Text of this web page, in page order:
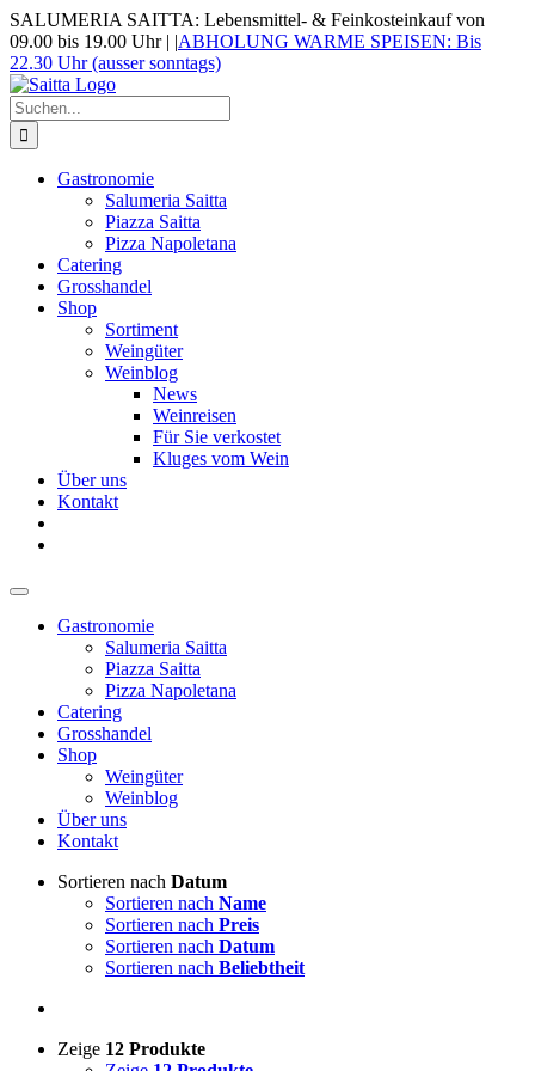
Zum
Inhalt
springen
SALUMERIA SAITTA: Lebensmittel- & Feinkosteinkauf von
09.00 bis 19.00 Uhr | |ABHOLUNG WARME SPEISEN: Bis
22.30 Uhr (ausser sonntags)
Suche
nach:
Gastronomie
Salumeria Saitta
Piazza Saitta
Pizza Napoletana
Catering
Grosshandel
Shop
Sortiment
Weingüter
Weinblog
News
Weinreisen
Für Sie verkostet
Kluges vom Wein
Über uns
Kontakt
Gastronomie
Salumeria Saitta
Piazza Saitta
Pizza Napoletana
Catering
Grosshandel
Shop
Weingüter
Weinblog
Über uns
Kontakt
Sortieren nach Datum
Sortieren nach Name
Sortieren nach Preis
Sortieren nach Datum
Sortieren nach Beliebtheit
Zeige 12 Produkte